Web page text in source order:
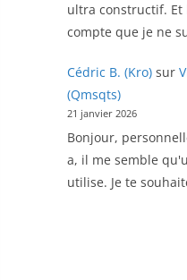
ultra constructif.
compte que je ne
Cédric B. (Kro)sur
(Qmsqts)
21 janvier 2026
Bonjour,
a, il me semble
utilise. Je te